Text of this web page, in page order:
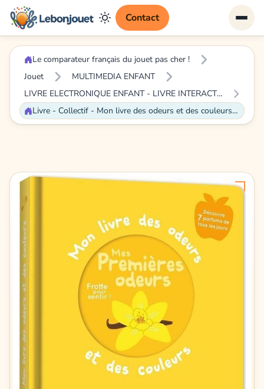
Contact
Le comparateur français du jouet pas cher !
Jouet
MULTIMEDIA ENFANT
LIVRE ELECTRONIQUE ENFANT - LIVRE INTERACTIF ENFANT
Livre - Collectif - Mon livre des odeurs et des couleurs - Interactif - Sensoriel - Découverte des couleurs